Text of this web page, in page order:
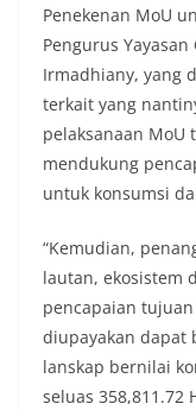
hanya
dan
secara
hubungan
kolektif
Republik
oleh
Sunggal
situasi
Penekenan MoU
Pengurus
Irmadhiany, yang
terkait yang
pelaksanaan
mendukung
untuk konsumsi
“Kemudian,
lautan, ekosistem
pencapaian
diupayakan dapat
lanskap bernilai
seluas 358,811.72